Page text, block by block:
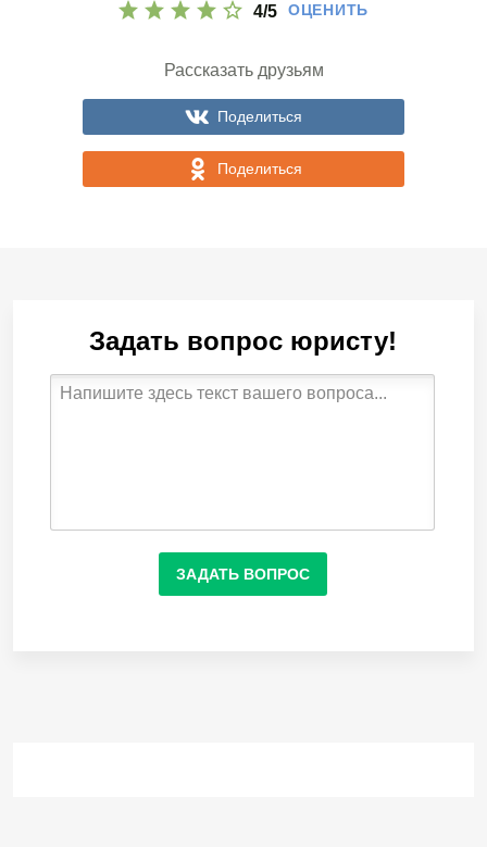
4/5 ОЦЕНИТЬ
Рассказать друзьям
Поделиться
Поделиться
Задать вопрос юристу!
ЗАДАТЬ ВОПРОС